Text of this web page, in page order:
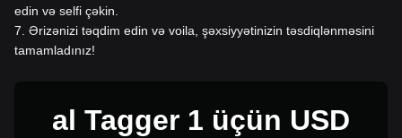
edin və selfi çəkin.
7 Ərizənizi təqdim edin və voila, şəxsiyyətinizin təsdiqlənməsini
tamamladınız!
al Tagger 1 üçün USD